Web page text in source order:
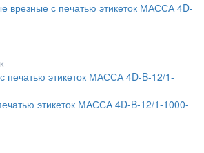
врезные с печатью этикеток МАССА 4D-
этикеток МАССА 4D-B-12/1-1000-